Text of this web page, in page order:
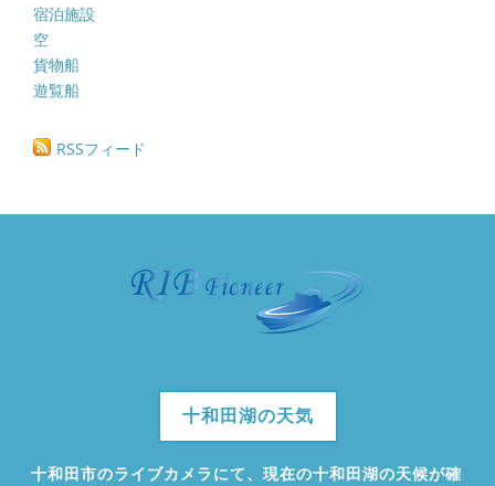
宿泊施設
空
貨物船
遊覧船
RSSフィード
十和田湖の天気
十和田市のライブカメラにて、現在の十和田湖の天候が確